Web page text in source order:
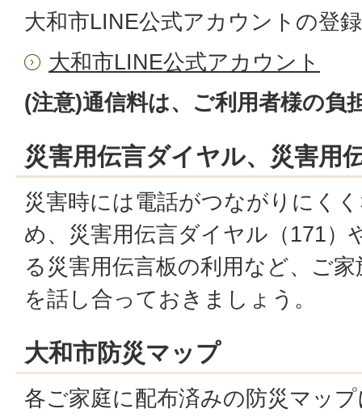
大和市LINE公式アカウントの登
大和市LINE公式アカウント
(注意)通信料は、ご利用者様の負
災害用伝言ダイヤル、災害用
災害時には電話がつながりにく
め、災害用伝言ダイヤル（171）
る災害用伝言板の利用など、ご
を話し合っておきましょう。
大和市防災マップ
各ご家庭に配布済みの防災マッ